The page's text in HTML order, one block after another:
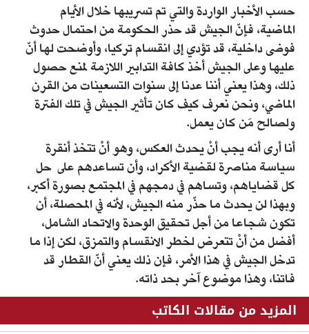
حسب الأخبار الواردة والتي تم تسريبها خلال الأيام
الماضية، فإنّ الجيش قد حذر الحكومة من احتمال حدوث
فوضى داخلية، قد تؤدي إلى انقسام تركيا، وأوضحت لها أنّ
عليها وعلى الجيش أخذ كافة التدابير اللازمة لمنع حصول
ذلك، وهذا يعني أننا عدنا إلى سنوات التسعينات من القرن
الماضي، ونحن نعرف كيف كان تأثير الجيش في تلك الفترة
ولصالح مَن كان يعمل.
أنا أرى أنه يجب أنْ يحدث العكس، وهو أنْ تتخذ أنقرة
سياسة مناصرة لقضية الأكراد، وأن تساعدهم على حل
كل قضاياهم، وتساهم في دمجهم في المجتمع بصورة أكبر،
وبهذا لن يحدث ما حذّر منه الجيش، لأنه في المحصلة، أن
تكون شجاعا من أجل تحقيق الوحدة والاتحاد الشامل،
أفضل من أنْ تتعرض لخطر الانقسام والتمزق، لكن إذا ما
تدخل الجيش في هذا الأمر، فإن ذلك يعني أنّ القطار قد
فاتنا، وهذا موضوع آخر بحد ذاته.
المزيد من مقالات الكاتب